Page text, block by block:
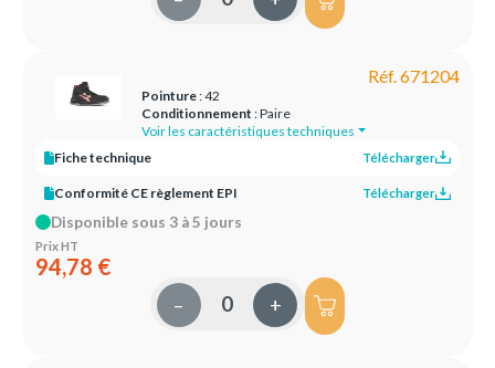
Réf. 671204
Pointure: 42
Conditionnement : Paire
Voir les caractéristiques techniques
Fiche technique
Télécharger
Conformité CE règlement EPI Télécharger
Disponible sous 3 à 5 jours
Prix HT
94,78 €
– +